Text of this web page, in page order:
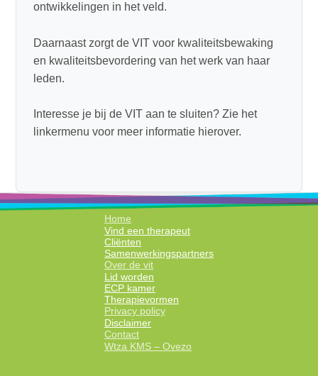
ontwikkelingen in het veld.
Daarnaast zorgt de VIT voor kwaliteitsbewaking
en kwaliteitsbevordering van het werk van haar
leden.
Interesse je bij de VIT aan te sluiten? Zie het
linkermenu voor meer informatie hierover.
Home
Vind een therapeut
Cliënten
Samenwerkingspartners
Over de vit
Lid worden
ECP kamer
Therapievormen
Privacy policy
Disclaimer
Contact
Wtza KMS – Ovezo